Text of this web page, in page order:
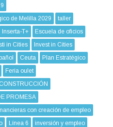
de Melilla 2029
taller
Inserta-T+
Escuela de oficios
in Cities
Invest in Cities
Ceuta
Plan Estratégico
Feria oulet
PROMESA
con creación de empleo
Línea 6
inversión y empleo